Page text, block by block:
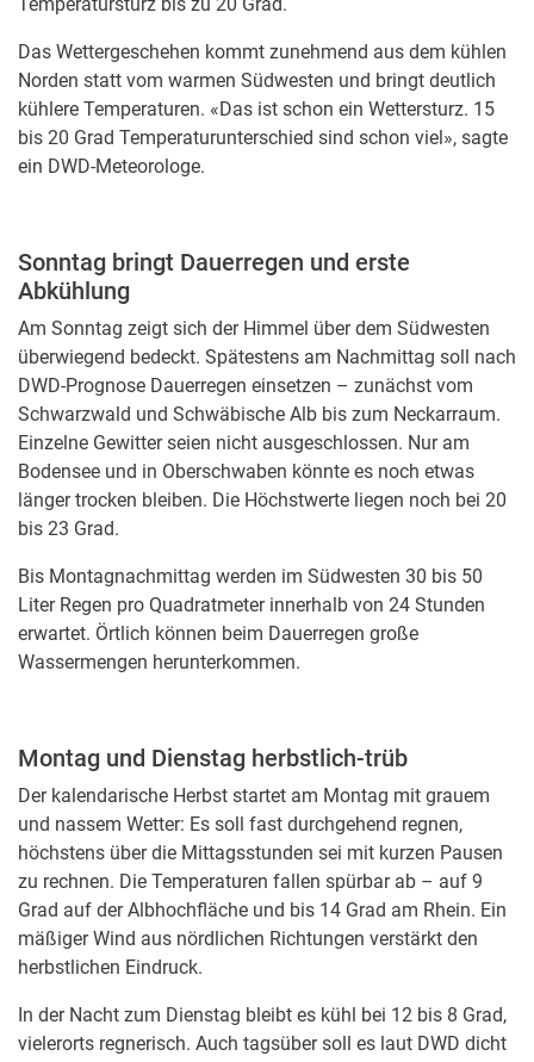
Das Wettergeschehen kommt zunehmend aus dem kühlen
Norden statt vom warmen Südwesten und bringt deutlich
kühlere Temperaturen. «Das ist schon ein Wettersturz. 15
bis 20 Grad Temperaturunterschied sind schon viel», sagte
ein DWD-Meteorologe.
Sonntag bringt Dauerregen und erste
Abkühlung
Am Sonntag zeigt sich der Himmel über dem Südwesten
überwiegend bedeckt. Spätestens am Nachmittag soll nach
DWD-Prognose Dauerregen einsetzen – zunächst vom
Schwarzwald und Schwäbische Alb bis zum Neckarraum.
Einzelne Gewitter seien nicht ausgeschlossen. Nur am
Bodensee und in Oberschwaben könnte es noch etwas
länger trocken bleiben. Die Höchstwerte liegen noch bei 20
bis 23 Grad.
Bis Montagnachmittag werden im Südwesten 30 bis 50
Liter Regen pro Quadratmeter innerhalb von 24 Stunden
erwartet. Örtlich können beim Dauerregen große
Wassermengen herunterkommen.
Montag und Dienstag herbstlich-trüb
Der kalendarische Herbst startet am Montag mit grauem
und nassem Wetter: Es soll fast durchgehend regnen,
höchstens über die Mittagsstunden sei mit kurzen Pausen
zu rechnen. Die Temperaturen fallen spürbar ab – auf 9
Grad auf der Albhochfläche und bis 14 Grad am Rhein. Ein
mäßiger Wind aus nördlichen Richtungen verstärkt den
herbstlichen Eindruck.
In der Nacht zum Dienstag bleibt es kühl bei 12 bis 8 Grad,
vielerorts regnerisch. Auch tagsüber soll es laut DWD dicht